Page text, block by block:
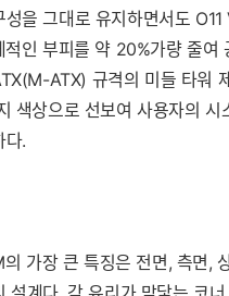
성을 그대로 유지하면서도
인 부피를 약 20%가량 줄여
ATX) 규격의 미들 타워
색상으로 선보여 사용자의 시
다.
의 가장 큰 특징은 전면, 측면,